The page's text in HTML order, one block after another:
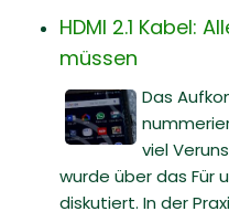
HDMI 2.1 Kabel:
müssen
Das
viel
wurde über das Für
diskutiert. In der